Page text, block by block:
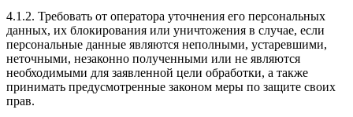
4.1.2. Требовать от оператора уточнения его персональных
данных, их блокирования или уничтожения в случае, если
персональные данные являются неполными, устаревшими,
неточными, незаконно полученными или не являются
необходимыми для заявленной цели обработки, а также
принимать предусмотренные законом меры по защите своих
прав.